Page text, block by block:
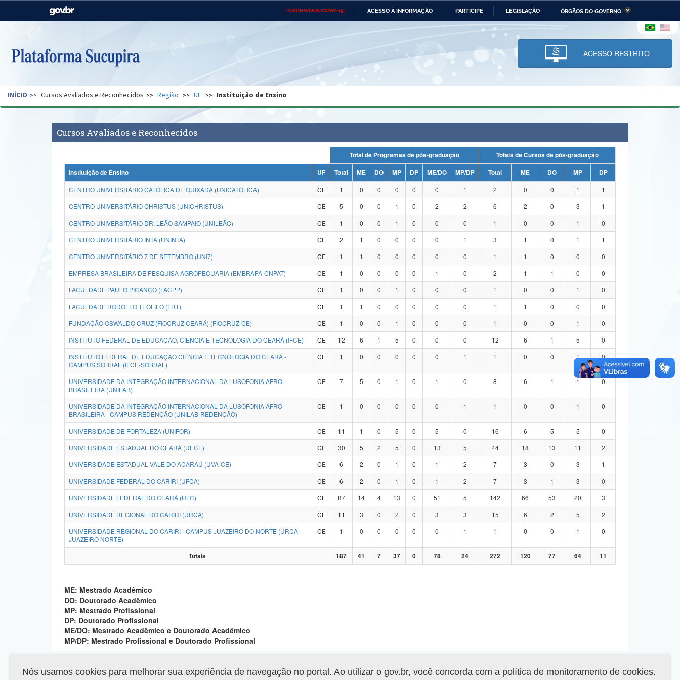
CORONAVÍRUS (COVID-19) ACESSO À INFORMAÇÃO PARTICIPE LEGISLAÇÃO ÓRGÃOS DO GOVERNO
Casa Civil Ministério das Relações Ministério da Economia Ministério da Infraestrutura
Pecuária e Abastecimento
Ministério da Ciência,
Tecnologia, Inovações e
Comunicações
Ministério do Desenvolvimento
Regional e dos Direitos Humanos
Secretaria de Governo Gabinete de Segurança Advocacia-Geral da União Banco Central do Brasil Planalto
ACESSO RESTRITO
INÍCIO Cursos Avaliados e Reconhecidos Região UF Instituição de Ensino
Cursos Avaliados e Reconhecidos
Total de Programas de pós-graduação
Totais de Cursos de pós-graduação
Instituição de Ensino
UF Total ME DO MP DP ME/DO MP/DP Total ME DO MP
DP
CENTRO UNIVERSITÁRIO CATÓLICA DE QUIXADÁ (UNICATÓLICA)
CE 1 0 0 0 0 0 1 2 0 0 1
1
CENTRO UNIVERSITÁRIO CHRISTUS (UNICHRISTUS)
CE 5 0 0 1 0 2 2 6 2 0 3
1
CENTRO UNIVERSITÁRIO DR. LEÃO SAMPAIO (UNILEÃO)
CE 1 0 0 1 0 0 0 1 0 0 1
0
CENTRO UNIVERSITÁRIO INTA (UNINTA)
CE 2 1 0 0 0 0 1 3 1 0 1
1
CENTRO UNIVERSITÁRIO 7 DE SETEMBRO (UNI7)
CE 1 1 0 0 0 0 0 1 1 0 0
0
EMPRESA BRASILEIRA DE PESQUISA AGROPECUARIA (EMBRAPA-CNPAT)
CE 1 0 0 0 0 1 0 2 1 1 0
0
FACULDADE PAULO PICANÇO (FACPP)
CE 1 0 0 1 0 0 0 1 0 0 1
0
FACULDADE RODOLFO TEÓFILO (FRT)
CE 1 1 0 0 0 0 0 1 1 0 0
0
FUNDAÇÃO OSWALDO CRUZ (FIOCRUZ CEARÁ) (FIOCRUZ-CE)
CE 1 0 0 1 0 0 0 1 0 0 1
0
INSTITUTO FEDERAL DE EDUCAÇÃO, CIÊNCIA E TECNOLOGIA DO CEARÁ (IFCE)
CE 12 6 1 5 0 0 0 12 6 1 5
0
INSTITUTO FEDERAL DE EDUCAÇÃO CIÊNCIA E TECNOLOGIA DO CEARÁ -
CAMPUS SOBRAL (IFCE-SOBRAL)
CE 1 0 0 0 0 0 1 1 0 0 1 0
UNIVERSIDADE DA INTEGRAÇÃO INTERNACIONAL DA LUSOFONIA AFRO-
BRASILEIRA (UNILAB)
CE 7 5 0 1 0 1 0 8 6 1 1 0
UNIVERSIDADE DA INTEGRAÇÃO INTERNACIONAL DA LUSOFONIA AFRO-
BRASILEIRA - CAMPUS REDENÇÃO (UNILAB-REDENÇÃO)
CE 1 0 0 0 0 0 1 1 0 0 1 0
UNIVERSIDADE DE FORTALEZA (UNIFOR) CE 11 1 0 5 0 5 0 16 6 5 5
0
UNIVERSIDADE ESTADUAL DO CEARÁ (UECE)
CE 30 5 2 5 0 13 5 44 18 13 11
2
UNIVERSIDADE ESTADUAL VALE DO ACARAÚ (UVA-CE)
CE 6 2 0 1 0 1 2 7 3 0 3
1
UNIVERSIDADE FEDERAL DO CARIRI (UFCA)
CE 6 2 0 1 0 1 2 7 3 1 3
0
UNIVERSIDADE FEDERAL DO CEARÁ (UFC)
CE 87 14 4 13 0 51 5 142 66 53 20
3
UNIVERSIDADE REGIONAL DO CARIRI (URCA)
CE 11 3 0 2 0 3 3 15 6 2 5
2
UNIVERSIDADE REGIONAL DO CARIRI - CAMPUS JUAZEIRO DO NORTE (URCA-
JUAZEIRO NORTE)
CE 1 0 0 0 0 0 1 1 0 0 1 0
Totais 187 41 7 37 0 78 24 272 120 77 64 11
ME: Mestrado Acadêmico
DO: Doutorado Acadêmico
MP: Mestrado Profissional
DP: Doutorado Profissional
ME/DO: Mestrado Acadêmico e Doutorado Acadêmico
MP/DP: Mestrado Profissional e Doutorado Profissional
Gerar arquivo XLS
Nós usamos cookies para melhorar sua experiência de navegação no portal. Ao utilizar o gov.br, você concorda com a política de monitoramento de cookies.